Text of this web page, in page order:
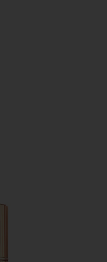
SEE MORE OPTIONS
スティック